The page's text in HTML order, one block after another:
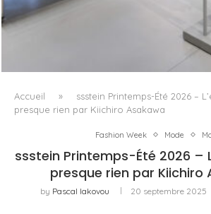
ISSEY MIYAKE AU 45 MADISON
PRINCIPE
Accueil »
ssstein Printemps-Été 2026 –
presque rien par Kiichiro Asakawa
Fashion Week Mode
ssstein Printemps-Été 2026 –
presque rien par Kiichiro
by Pascal Iakovou 20 septembre 2025